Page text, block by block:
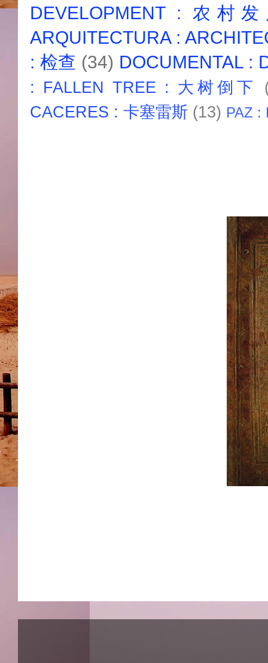
DEVELOPMENT : 农村
ARQUITECTURA :
: 检查 (34) DOCUMENTAL :
: FALLEN TREE : 大树倒下
CACERES : 卡塞雷斯 (13) PAZ :